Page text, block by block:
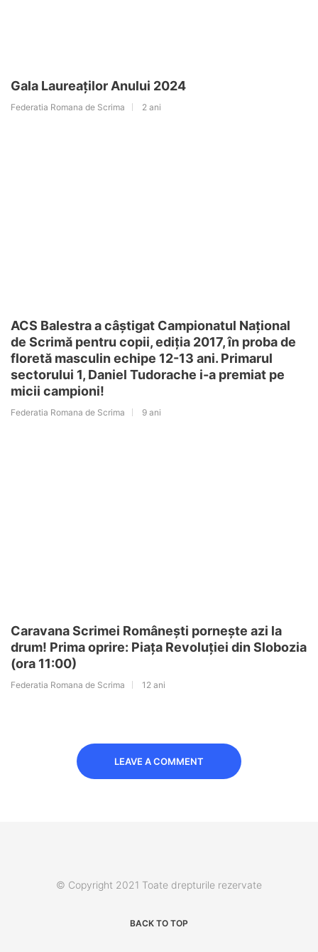
Gala Laureaților Anului 2024
Federatia Romana de Scrima 2 ani
ACS Balestra a câștigat Campionatul Național
de Scrimă pentru copii, ediția 2017, în proba de
floretă masculin echipe 12-13 ani. Primarul
sectorului 1, Daniel Tudorache i-a premiat pe
micii campioni!
Federatia Romana de Scrima 9 ani
Caravana Scrimei Românești pornește azi la
drum! Prima oprire: Piața Revoluției din Slobozia
(ora 11:00)
Federatia Romana de Scrima 12 ani
LEAVE A COMMENT
© Copyright 2021 Toate drepturile rezervate
BACK TO TOP